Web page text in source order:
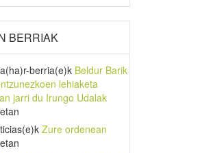
BERRIAK
berria(e)k Beldur Barik
lehiaketa
jarri du Irungo Udalak
(e)k Zure ordenean